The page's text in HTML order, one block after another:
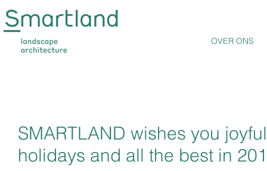
OVER ONS
SMARTLAND wishes you
holidays and all the best in